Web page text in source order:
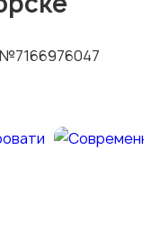
№7166976047